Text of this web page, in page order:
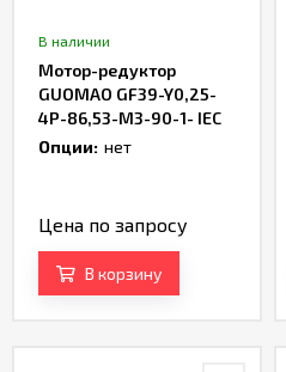
В наличии
Мотор-редуктор
GUOMAO GF39-Y0,25-
4P-86,53-M3-90-1- IEC
Опции: нет
Цена по запросу
В корзину